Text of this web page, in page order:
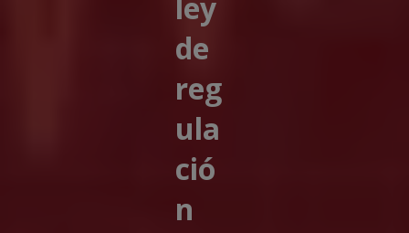
ley
de
reg
ula
ció
n